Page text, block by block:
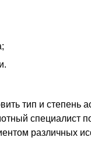
тип и степень
специалист
различных